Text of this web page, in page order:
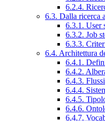
6.2.4.
6.3. Dalla ricerca
6.3.1. User
6.3.2. Job
6.3.3.
6.4. Architettura
6.4.1.
6.4.2.
6.4.3.
6.4.4.
6.4.5.
6.4.6.
6.4.7.